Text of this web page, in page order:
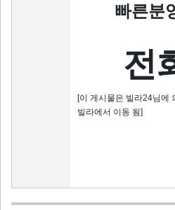
빠른분
전
[이 게시물은 빌라24님에
빌라에서 이동 됨]